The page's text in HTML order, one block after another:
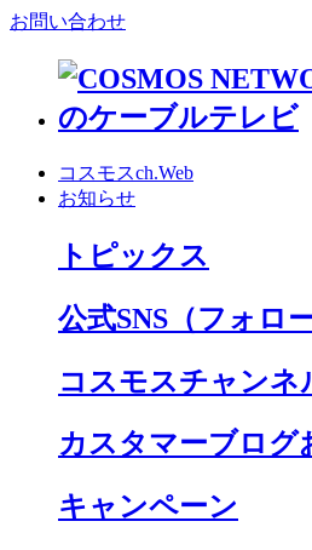
お問い合わせ
コスモスch.Web
お知らせ
トピックス
公式SNS （フォロ
コスモスチャンネ
カスタマーブログ
キャンペーン